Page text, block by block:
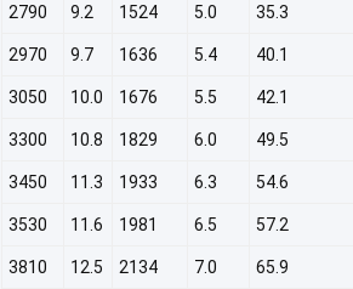
2790 9.2 1524 5.0 35.3
2970 9.7 1636 5.4 40.1
3050 10.0 1676 5.5 42.1
3300 10.8 1829 6.0 49.5
3450 11.3 1933 6.3 54.6
3530 11.6 1981 6.5 57.2
3810 12.5 2134 7.0 65.9